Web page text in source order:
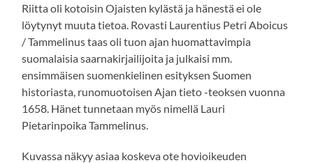
Riitta oli kotoisin Ojaisten kylästä ja hänestä ei ole
löytynyt muuta tietoa. Rovasti Laurentius Petri Aboicus
/ Tammelinus taas oli tuon ajan huomattavimpia
suomalaisia saarnakirjailijoita ja julkaisi mm.
ensimmäisen suomenkielinen esityksen Suomen
historiasta, runomuotoisen Ajan tieto -teoksen vuonna
1658. Hänet tunnetaan myös nimellä Lauri
Pietarinpoika Tammelinus.
Kuvassa näkyy asiaa koskeva ote hovioikeuden